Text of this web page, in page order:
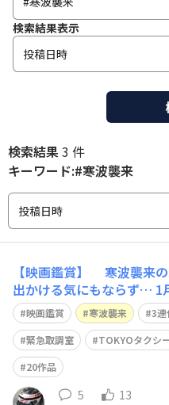
検索結果表示
投稿日時
検索結果3 件
キーワード:#寒波襲来
投稿日時
【映画鑑賞】 寒波襲来の3連休、何処かにドライブ？🤔
出かける気にもならず… 1
優待ポイントを使い切るべく映画
ラストマン -FIRST LOVE-
の前振りとなる、スペシャ
マるが如く…
映画鑑賞 寒波襲来 3連
緊急取調室
TOKYOタクシ
20作品
5 13